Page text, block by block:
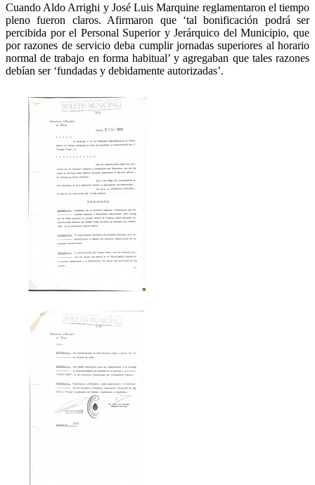
Cuando Aldo Arrighi y José Luis Marquine reglamentaron el tiempo
pleno fueron claros. Afirmaron que ‘tal bonificación podrá ser
percibida por el Personal Superior y Jerárquico del Municipio, que
por razones de servicio deba cumplir jornadas superiores al horario
normal de trabajo en forma habitual’ y agregaban que tales razones
debían ser ‘fundadas y debidamente autorizadas’.